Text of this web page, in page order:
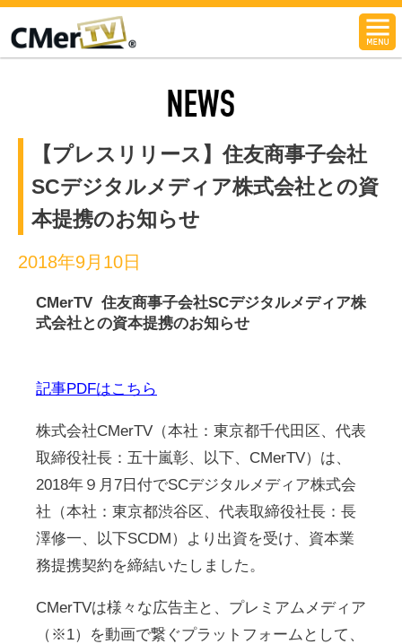
CMerTV
【プレスリリース】住友商事子会社
SCデジタルメディア株式会社との資
本提携のお知らせ
2018年9月10日
CMerTV 住友商事子会社SCデジタルメディア株
式会社との資本提携のお知らせ
記事PDFはこちら
株式会社CMerTV（本社：東京都千代田区、代表
取締役社長：五十嵐彰、以下、CMerTV）は、
2018年９月7日付でSCデジタルメディア株式会
社（本社：東京都渋谷区、代表取締役社長：長
澤修一、以下SCDM）より出資を受け、資本業
務提携契約を締結いたしました。
CMerTVは様々な広告主と、プレミアムメディア
（※1）を動画で繋ぐプラットフォームとして、